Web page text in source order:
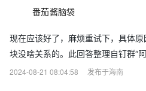
番茄酱脑袋
现在应该好了，麻烦重试下，具体
块没啥关系的。此回答整理自钉群“
2024-08-21 08:04:58
发布于海南